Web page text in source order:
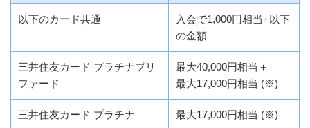
以下のカード共通
入会で1,000円相当+以下
の金額
三井住友カード プラチナプリ
ファード
最大40,000円相当＋
最大17,000円相当 (※)
三井住友カード プラチナ 最大17,000円相当 (※)